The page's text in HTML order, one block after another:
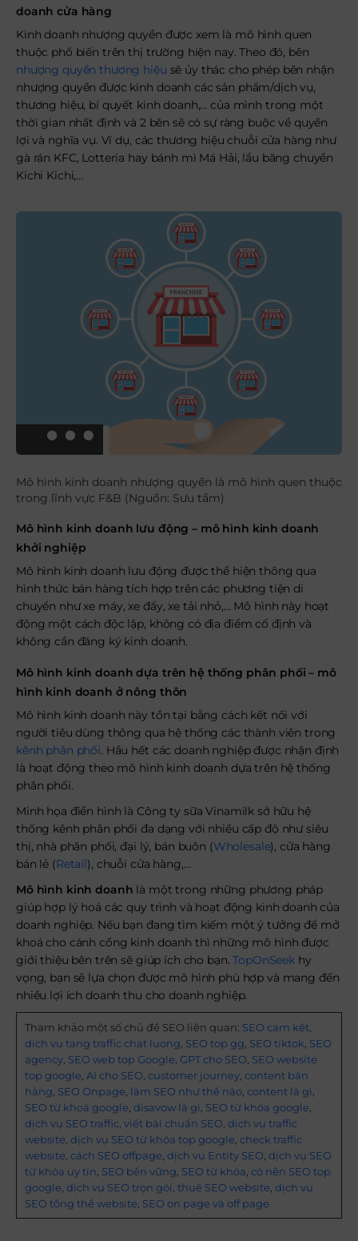
doanh cửa hàng
Kinh doanh nhượng quyền được xem là mô hình quen
thuộc phổ biến trên thị trường hiện nay. Theo đó, bên
nhượng quyền thương hiệu sẽ ủy thác cho phép bên nhận
nhượng quyền được kinh doanh các sản phẩm/dịch vụ,
thương hiệu, bí quyết kinh doanh,… của mình trong một
thời gian nhất định và 2 bên sẽ có sự ràng buộc về quyền
lợi và nghĩa vụ. Ví dụ, các thương hiệu chuỗi cửa hàng như
gà rán KFC, Lotteria hay bánh mì Má Hải, lẩu băng chuyền
Kichi Kichi,…
Mô hình kinh doanh nhượng quyền là mô hình quen thuộc
trong lĩnh vực F&B (Nguồn: Sưu tầm)
Mô hình kinh doanh lưu động – mô hình kinh doanh
khởi nghiệp
Mô hình kinh doanh lưu động được thể hiện thông qua
hình thức bán hàng tích hợp trên các phương tiện di
chuyển như xe máy, xe đẩy, xe tải nhỏ,… Mô hình này hoạt
động một cách độc lập, không có địa điểm cố định và
không cần đăng ký kinh doanh.
Mô hình kinh doanh dựa trên hệ thống phân phối – mô
hình kinh doanh ở nông thôn
Mô hình kinh doanh này tồn tại bằng cách kết nối với
người tiêu dùng thông qua hệ thống các thành viên trong
kênh phân phối. Hầu hết các doanh nghiệp được nhận định
là hoạt động theo mô hình kinh doanh dựa trên hệ thống
phân phối.
Minh họa điển hình là Công ty sữa Vinamilk sở hữu hệ
thống kênh phân phối đa dạng với nhiều cấp độ như siêu
thị, nhà phân phối, đại lý, bán buôn (Wholesale), cửa hàng
bán lẻ (Retail), chuỗi cửa hàng,…
Mô hình kinh doanh là một trong những phương pháp
giúp hợp lý hoá các quy trình và hoạt động kinh doanh của
doanh nghiệp. Nếu bạn đang tìm kiếm một ý tưởng để mở
khoá cho cánh cổng kinh doanh thì những mô hình được
giới thiệu bên trên sẽ giúp ích cho bạn.TopOnSeek hy
vọng, bạn sẽ lựa chọn được mô hình phù hợp và mang đến
nhiều lợi ích doanh thu cho doanh nghiệp.
Tham khảo một số chủ đề SEO liên quan: SEO cam kết
dich vu tang traffic chat luong SEO top gg SEO tiktok SEO
agency SEO web top Google GPT cho SEO SEO website
top google AI cho SEO customer journey content bán
hàng SEO Onpage làm SEO như thế nào content là gì
SEO từ khoá google disavow là gì SEO từ khóa google
dịch vụ SEO traffic viết bài chuẩn SEO dịch vụ traffic
website dịch vụ SEO từ khóa top google check traffic
website cách SEO offpage dịch vụ Entity SEO dịch vụ SEO
từ khóa uy tín SEO bền vững SEO từ khóa có nên SEO top
google dịch vụ SEO trọn gói thuê SEO website dịch vụ
SEO tổng thể website SEO on page và off page